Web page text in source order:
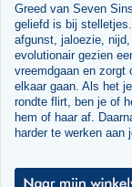
Greed van Seven
geliefd is bij
afgunst, jaloezie,
evolutionair gezien
vreemdgaan en zorgt
elkaar gaan. Als het
rondte flirt, ben je of
hem of haar af.
harder te werken aan